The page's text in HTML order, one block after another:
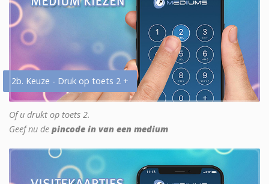
2b. Keuze - Druk op toets 2 +
Of u drukt op toets 2.
Geef nu de pincode in van een medium